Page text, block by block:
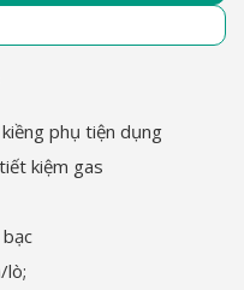
phụ tiện dụng
kiệm gas
lò;